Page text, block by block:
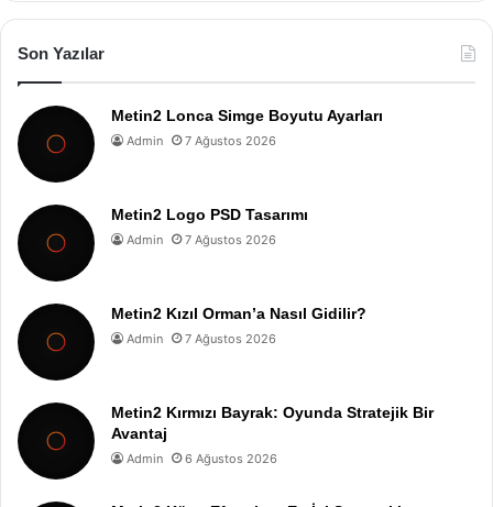
Son Yazılar
Metin2 Lonca Simge Boyutu Ayarları
Admin 7 Ağustos 2026
Metin2 Logo PSD Tasarımı
Admin 7 Ağustos 2026
Metin2 Kızıl Orman’a Nasıl Gidilir?
Admin 7 Ağustos 2026
Metin2 Kırmızı Bayrak: Oyunda Stratejik Bir
Avantaj
Admin 6 Ağustos 2026